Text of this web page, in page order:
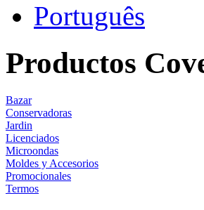
Português
Productos
Bazar
Conservadoras
Jardin
Licenciados
Microondas
Moldes y Accesorios
Promocionales
Termos